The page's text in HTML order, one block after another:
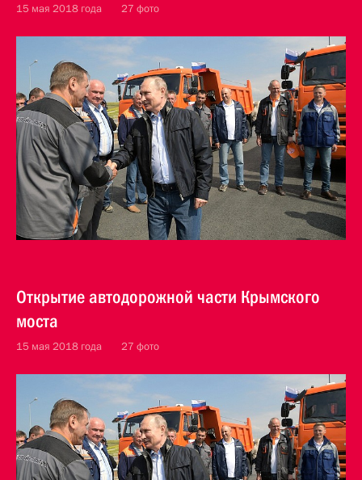
15 мая 2018 года 27 фото
Открытие автодорожной части Крымского
моста
15 мая 2018 года 27 фото